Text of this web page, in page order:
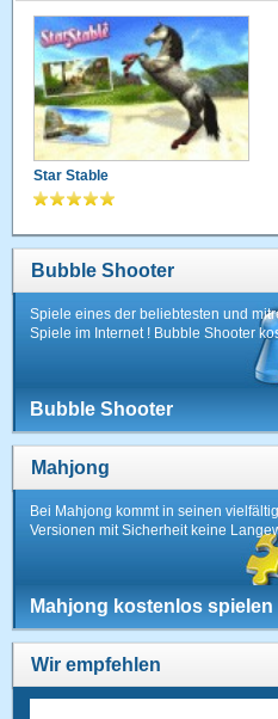
Star Stable
Bubble Shooter
Spiele eines der beliebtesten und
Spiele im Internet ! Bubble Shooter
Bubble Shooter
Mahjong
Bei Mahjong kommt in seinen
Versionen mit Sicherheit keine
Mahjong kostenlos spielen
Wir empfehlen